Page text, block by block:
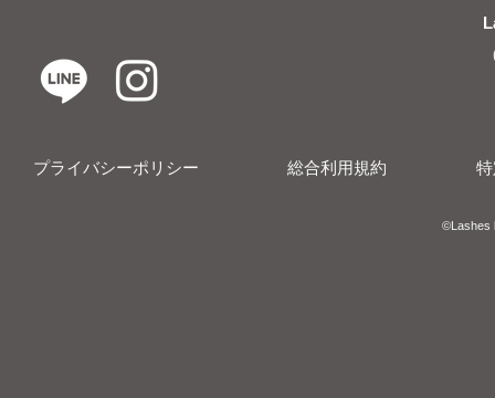
プライバシーポリシー 総合利用規約
​​©︎Lashes